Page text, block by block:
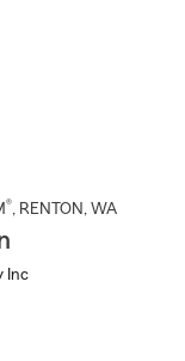
®, RENTON , WA
Inc